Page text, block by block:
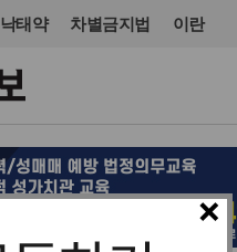
낙태약 차별금지법 이란
×